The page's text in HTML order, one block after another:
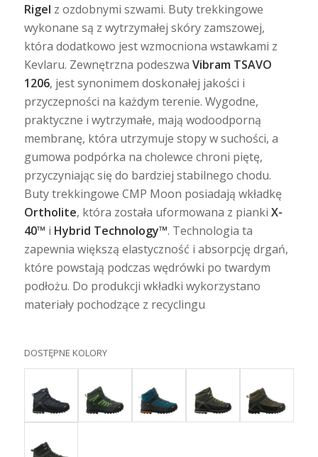
Rigel z ozdobnymi szwami. Buty trekkingowe
wykonane są z wytrzymałej skóry zamszowej,
która dodatkowo jest wzmocniona wstawkami z
Kevlaru. Zewnętrzna podeszwa Vibram TSAVO
1206, jest synonimem doskonałej jakości i
przyczepności na każdym terenie. Wygodne,
praktyczne i wytrzymałe, mają wodoodporną
membranę, która utrzymuje stopy w suchości, a
gumowa podpórka na cholewce chroni piętę,
przyczyniając się do bardziej stabilnego chodu.
Buty trekkingowe CMP Moon posiadają wkładkę
Ortholite, która została uformowana z pianki X-
40™ i Hybrid Technology™. Technologia ta
zapewnia większą elastyczność i absorpcję drgań,
które powstają podczas wędrówki po twardym
podłożu. Do produkcji wkładki wykorzystano
materiały pochodzące z recyclingu
DOSTĘPNE KOLORY